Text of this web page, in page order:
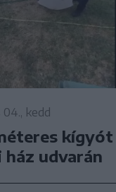
kedd
ház udvarán